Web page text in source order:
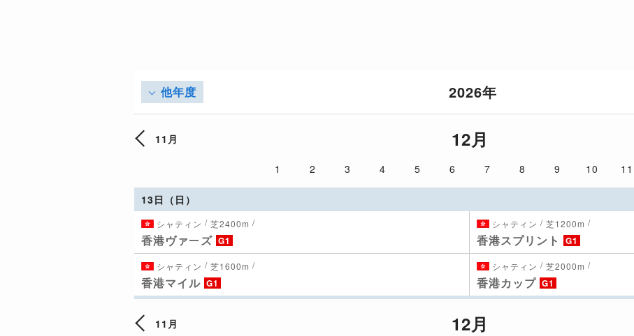
他年度 2026年
11月 12月
1 2 3 4 5 6 7 8 9 10 11
13日（日）
シャティン / 芝2400m /
香港ヴァーズ G1
シャティン / 芝1200m /
香港スプリント G1
シャティン / 芝1600m /
香港マイル G1
シャティン / 芝2000m /
香港カップ G1
11月 12月